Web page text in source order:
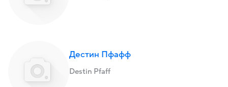
Дестин Пфафф
Destin Pfaff